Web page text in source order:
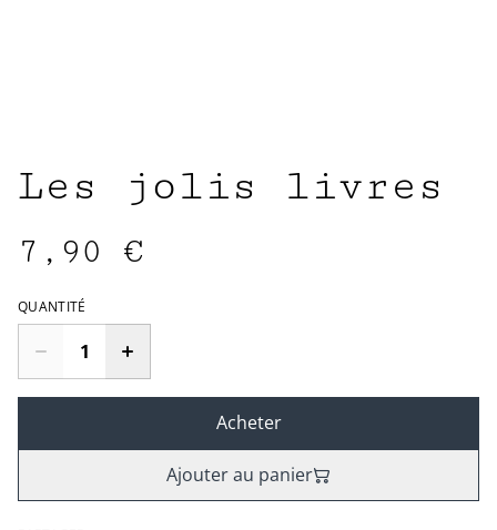
Les jolis livres
7,90 €
QUANTITÉ
Acheter
Ajouter au panier